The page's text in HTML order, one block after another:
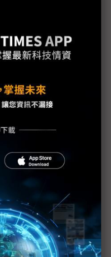
邊緣AI與實體AI應用
星現場到獨家專訪——史
府盼母雞帶小雞加速落
載穩定」缺一不可 台達
心互連迎十年重構
雲達攜NVIDIA搶攻工業